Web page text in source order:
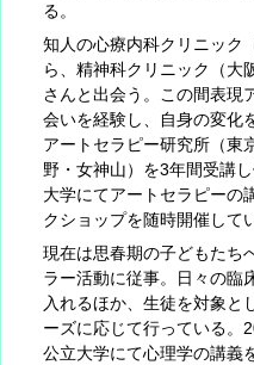
る。
知人の心療内科クリニック
ら、精神科クリニック（大
さんと出会う。この間表現
会いを経験し、自身の変化
アートセラピー研究所（東
野・女神山）を3年間受講
大学にてアートセラピーの
クショップを随時開催して
現在は思春期の子どもたち
ラー活動に従事。日々の臨
入れるほか、生徒を対象と
ーズに応じて行っている。
公立大学にて心理学の講義